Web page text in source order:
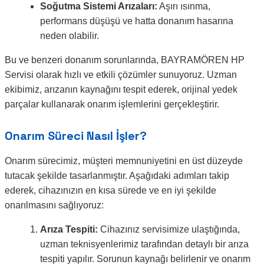
Soğutma Sistemi Arızaları: Aşırı ısınma,
performans düşüşü ve hatta donanım hasarına
neden olabilir.
Bu ve benzeri donanım sorunlarında, BAYRAMÖREN HP
Servisi olarak hızlı ve etkili çözümler sunuyoruz. Uzman
ekibimiz, arızanın kaynağını tespit ederek, orijinal yedek
parçalar kullanarak onarım işlemlerini gerçekleştirir.
Onarım Süreci Nasıl İşler?
Onarım sürecimiz, müşteri memnuniyetini en üst düzeyde
tutacak şekilde tasarlanmıştır. Aşağıdaki adımları takip
ederek, cihazınızın en kısa sürede ve en iyi şekilde
onarılmasını sağlıyoruz:
Arıza Tespiti: Cihazınız servisimize ulaştığında,
uzman teknisyenlerimiz tarafından detaylı bir arıza
tespiti yapılır. Sorunun kaynağı belirlenir ve onarım